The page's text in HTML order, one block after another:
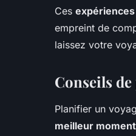
Ces
empreint de
laissez votre
Conseils
Planifier un
meilleur moment